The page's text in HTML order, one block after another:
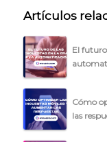
Artículos
El futuro
Cómo
las